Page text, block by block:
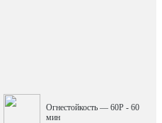
Огнестойкость — 60P - 60
мин